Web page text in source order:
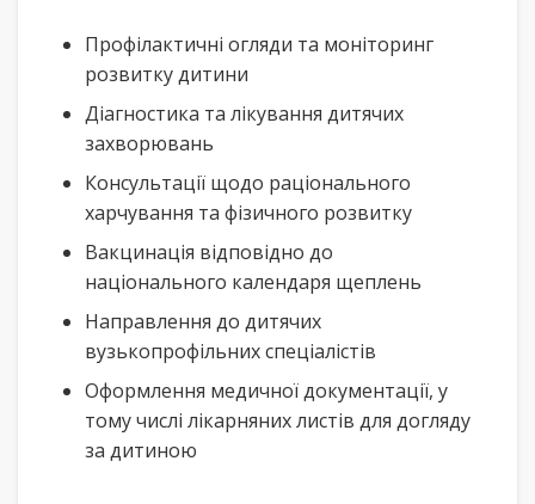
Профілактичні огляди та моніторинг
розвитку дитини
Діагностика та лікування дитячих
захворювань
Консультації щодо раціонального
харчування та фізичного розвитку
Вакцинація відповідно до
національного календаря щеплень
Направлення до дитячих
вузькопрофільних спеціалістів
Оформлення медичної документації, у
тому числі лікарняних листів для догляду
за дитиною